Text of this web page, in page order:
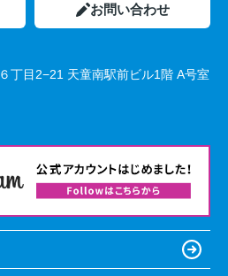
お問い合わせ
丁目2−21 天童南駅前ビル1階 A号室